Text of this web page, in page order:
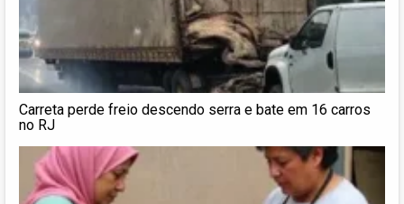
Carreta perde freio descendo serra e bate em 16 carros
no RJ